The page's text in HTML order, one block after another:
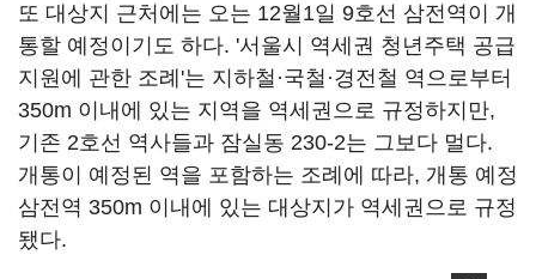
또 대상지 근처에는 오는 12월1일 9호선 삼전역이 개
통할 예정이기도 하다. '서울시 역세권 청년주택 공급
지원에 관한 조례'는 지하철·국철·경전철 역으로부터
350m 이내에 있는 지역을 역세권으로 규정하지만,
기존 2호선 역사들과 잠실동 230-2는 그보다 멀다.
개통이 예정된 역을 포함하는 조례에 따라, 개통 예정
삼전역 350m 이내에 있는 대상지가 역세권으로 규정
됐다.